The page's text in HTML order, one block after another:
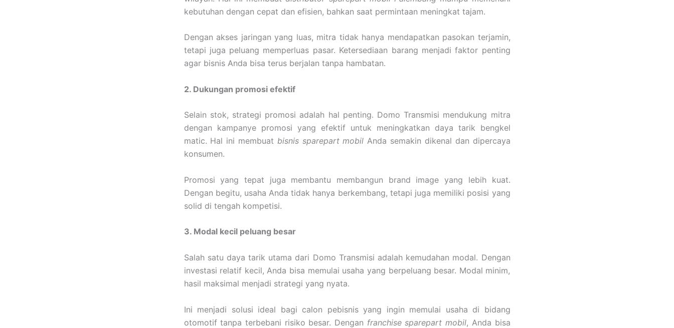
kebutuhan dengan cepat dan efisien, bahkan saat permintaan meningkat tajam.
Dengan akses jaringan yang luas, mitra tidak hanya mendapatkan pasokan terjamin,
tetapi juga peluang memperluas pasar. Ketersediaan barang menjadi faktor penting
agar bisnis Anda bisa terus berjalan tanpa hambatan.
2. Dukungan promosi efektif
Selain stok, strategi promosi adalah hal penting. Domo Transmisi mendukung mitra
dengan kampanye promosi yang efektif untuk meningkatkan daya tarik bengkel
matic. Hal ini membuat bisnis sparepart mobil Anda semakin dikenal dan dipercaya
konsumen.
Promosi yang tepat juga membantu membangun brand image yang lebih kuat.
Dengan begitu, usaha Anda tidak hanya berkembang, tetapi juga memiliki posisi yang
solid di tengah kompetisi.
3. Modal kecil peluang besar
Salah satu daya tarik utama dari Domo Transmisi adalah kemudahan modal. Dengan
investasi relatif kecil, Anda bisa memulai usaha yang berpeluang besar. Modal minim,
hasil maksimal menjadi strategi yang nyata.
Ini menjadi solusi ideal bagi calon pebisnis yang ingin memulai usaha di bidang
otomotif tanpa terbebani risiko besar. Dengan franchise sparepart mobil, Anda bisa